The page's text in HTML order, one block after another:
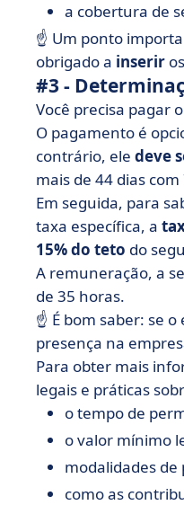
a cobertura de
☝️ Um ponto
obrigado a inserir
#3 -
Você precisa pagar
O pagamento é
contrário, ele deve
mais de 44 dias
Em seguida, para
taxa específica, a
15% do teto do
A remuneração, a
de 35 horas.
☝️ É bom saber: se o
presença na
Para obter mais
legais e práticas
o tempo de
o valor mínimo
modalidades
como as